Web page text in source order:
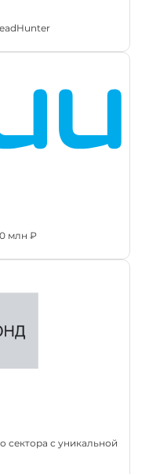
млн ₽
сектора с уникальной